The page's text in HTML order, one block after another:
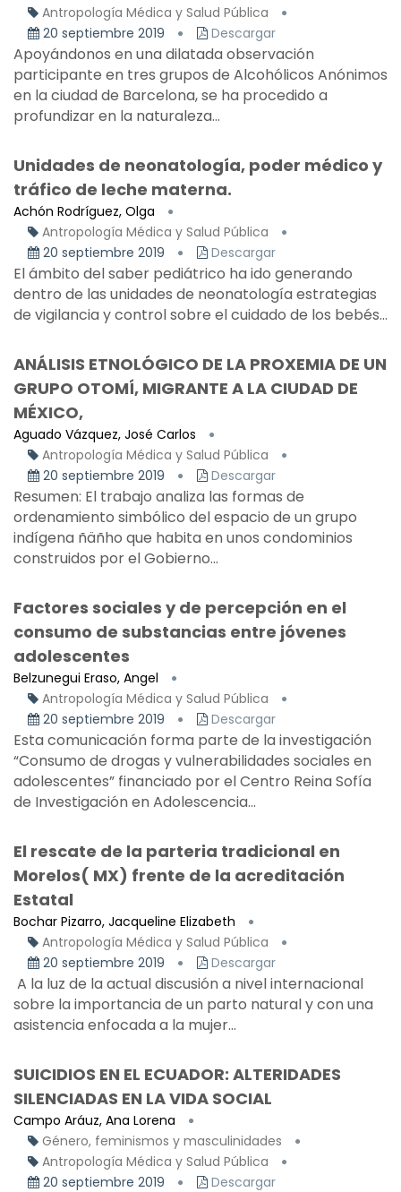
Antropología Médica y Salud Pública
20 septiembre 2019
Descargar
Apoyándonos en una dilatada observación
participante en tres grupos de Alcohólicos Anónimos
en la ciudad de Barcelona, se ha procedido a
profundizar en la naturaleza...
Unidades de neonatología, poder médico y
tráfico de leche materna.
Achón Rodríguez, Olga
Antropología Médica y Salud Pública
20 septiembre 2019
Descargar
El ámbito del saber pediátrico ha ido generando
dentro de las unidades de neonatología estrategias
de vigilancia y control sobre el cuidado de los bebés...
ANÁLISIS ETNOLÓGICO DE LA PROXEMIA DE UN
GRUPO OTOMÍ, MIGRANTE A LA CIUDAD DE
MÉXICO,
Aguado Vázquez, José Carlos
Antropología Médica y Salud Pública
20 septiembre 2019
Descargar
Resumen: El trabajo analiza las formas de
ordenamiento simbólico del espacio de un grupo
indígena ñäñho que habita en unos condominios
construidos por el Gobierno...
Factores sociales y de percepción en el
consumo de substancias entre jóvenes
adolescentes
Belzunegui Eraso, Angel
Antropología Médica y Salud Pública
20 septiembre 2019
Descargar
Esta comunicación forma parte de la investigación
“Consumo de drogas y vulnerabilidades sociales en
adolescentes” financiado por el Centro Reina Sofía
de Investigación en Adolescencia...
El rescate de la parteria tradicional en
Morelos( MX) frente de la acreditación
Estatal
Bochar Pizarro, Jacqueline Elizabeth
Antropología Médica y Salud Pública
20 septiembre 2019
Descargar
A la luz de la actual discusión a nivel internacional
sobre la importancia de un parto natural y con una
asistencia enfocada a la mujer...
SUICIDIOS EN EL ECUADOR: ALTERIDADES
SILENCIADAS EN LA VIDA SOCIAL
Campo Aráuz, Ana Lorena
Género, feminismos y masculinidades
Antropología Médica y Salud Pública
20 septiembre 2019
Descargar